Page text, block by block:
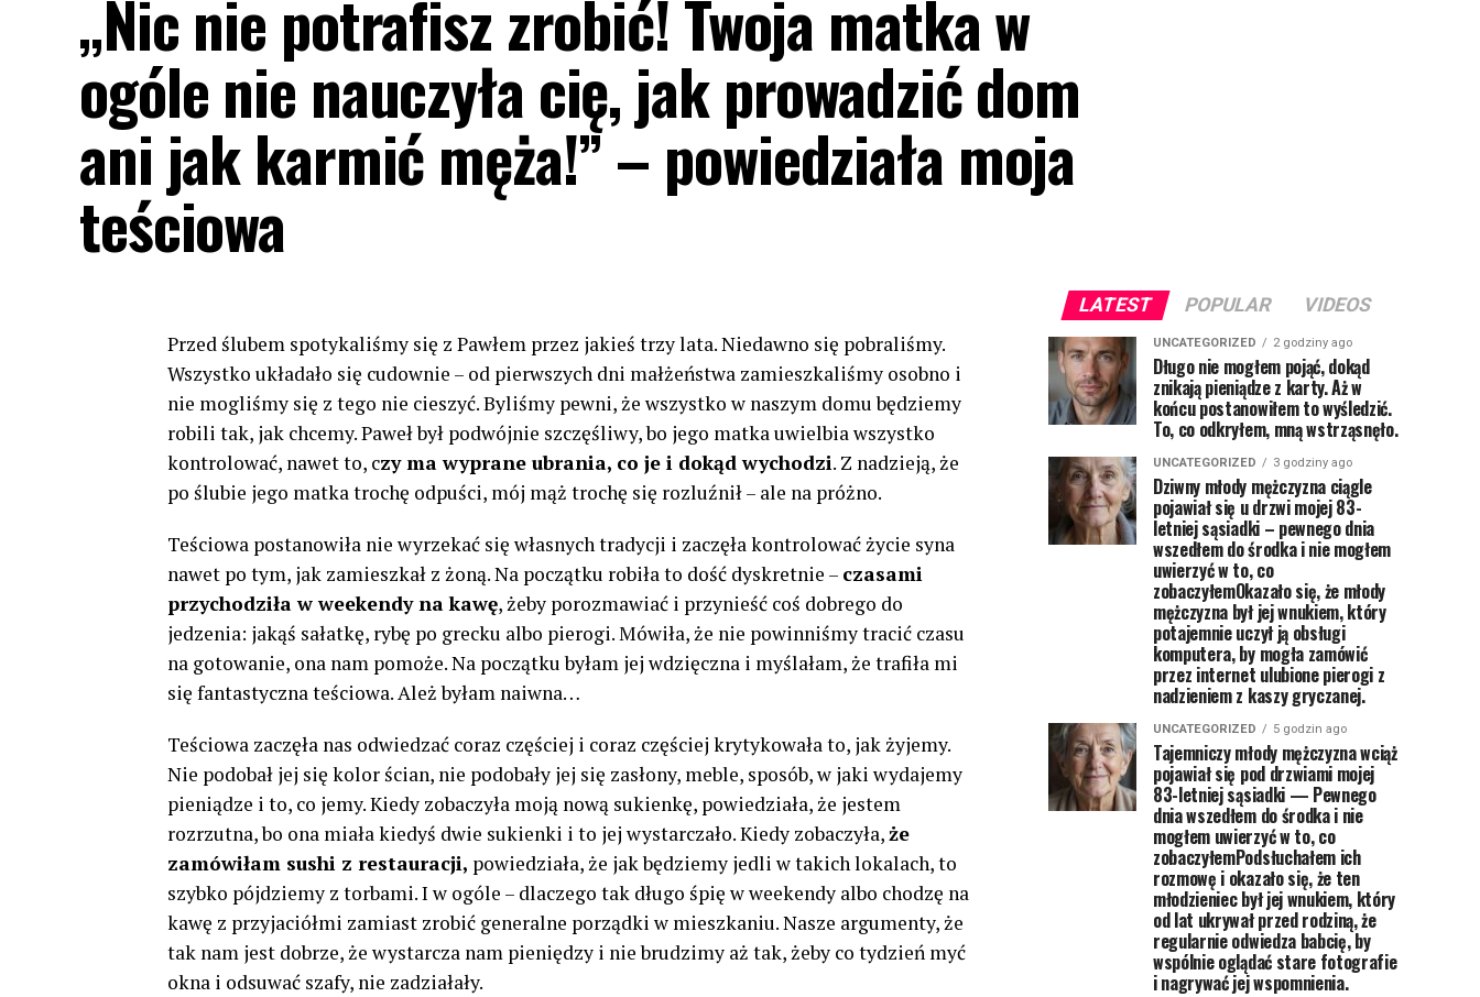
„Nic nie potrafisz zrobić! Twoja matka w
ogóle nie nauczyła cię, jak prowadzić dom
ani jak karmić męża!” – powiedziała moja
teściowa
Przed ślubem spotykaliśmy się z Pawłem przez jakieś trzy lata. Niedawno się pobraliśmy.
Wszystko układało się cudownie – od pierwszych dni małżeństwa zamieszkaliśmy osobno i
nie mogliśmy się z tego nie cieszyć. Byliśmy pewni, że wszystko w naszym domu będziemy
robili tak, jak chcemy. Paweł był podwójnie szczęśliwy, bo jego matka uwielbia wszystko
kontrolować, nawet to, czy ma wyprane ubrania, co je i dokąd wychodzi. Z nadzieją, że
po ślubie jego matka trochę odpuści, mój mąż trochę się rozluźnił – ale na próżno.
Teściowa postanowiła nie wyrzekać się własnych tradycji i zaczęła kontrolować życie syna
nawet po tym, jak zamieszkał z żoną. Na początku robiła to dość dyskretnie – czasami
przychodziła w weekendy na kawę, żeby porozmawiać i przynieść coś dobrego do
jedzenia: jakąś sałatkę, rybę po grecku albo pierogi. Mówiła, że nie powinniśmy tracić czasu
na gotowanie, ona nam pomoże. Na początku byłam jej wdzięczna i myślałam, że trafiła mi
się fantastyczna teściowa. Ależ byłam naiwna…
Teściowa zaczęła nas odwiedzać coraz częściej i coraz częściej krytykowała to, jak żyjemy.
Nie podobał jej się kolor ścian, nie podobały jej się zasłony, meble, sposób, w jaki wydajemy
pieniądze i to, co jemy. Kiedy zobaczyła moją nową sukienkę, powiedziała, że ​​jestem
rozrzutna, bo ona miała kiedyś dwie sukienki i to jej wystarczało. Kiedy zobaczyła,że ​​
zamówiłam sushi z restauracji, powiedziała, że jak będziemy jedli w takich lokalach, to
szybko pójdziemy z torbami. I w ogóle – dlaczego tak długo śpię w weekendy albo chodzę na
kawę z przyjaciółmi zamiast zrobić generalne porządki w mieszkaniu. Nasze argumenty, że
tak nam jest dobrze, że wystarcza nam pieniędzy i nie brudzimy aż tak, żeby co tydzień myć
okna i odsuwać szafy, nie zadziałały.
LATEST POPULAR VIDEOS
UNCATEGORIZED 2 godziny ago
Długo nie mogłem pojąć, dokąd
znikają pieniądze z karty. Aż w
końcu postanowiłem to wyśledzić.
To, co odkryłem, mną wstrząsnęło.
UNCATEGORIZED 3 godziny ago
Dziwny młody mężczyzna ciągle
pojawiał się u drzwi mojej 83-
letniej sąsiadki – pewnego dnia
wszedłem do środka i nie mogłem
uwierzyć w to, co
zobaczyłemOkazało się, że młody
mężczyzna był jej wnukiem, który
potajemnie uczył ją obsługi
komputera, by mogła zamówić
przez internet ulubione pierogi z
nadzieniem z kaszy gryczanej.
UNCATEGORIZED 5 godzin ago
Tajemniczy młody mężczyzna wciąż
pojawiał się pod drzwiami mojej
83-letniej sąsiadki — Pewnego
dnia wszedłem do środka i nie
mogłem uwierzyć w to, co
zobaczyłemPodsłuchałem ich
rozmowę i okazało się, że ten
młodzieniec był jej wnukiem, który
od lat ukrywał przed rodziną, że
regularnie odwiedza babcię, by
wspólnie oglądać stare fotografie
i nagrywać jej wspomnienia.